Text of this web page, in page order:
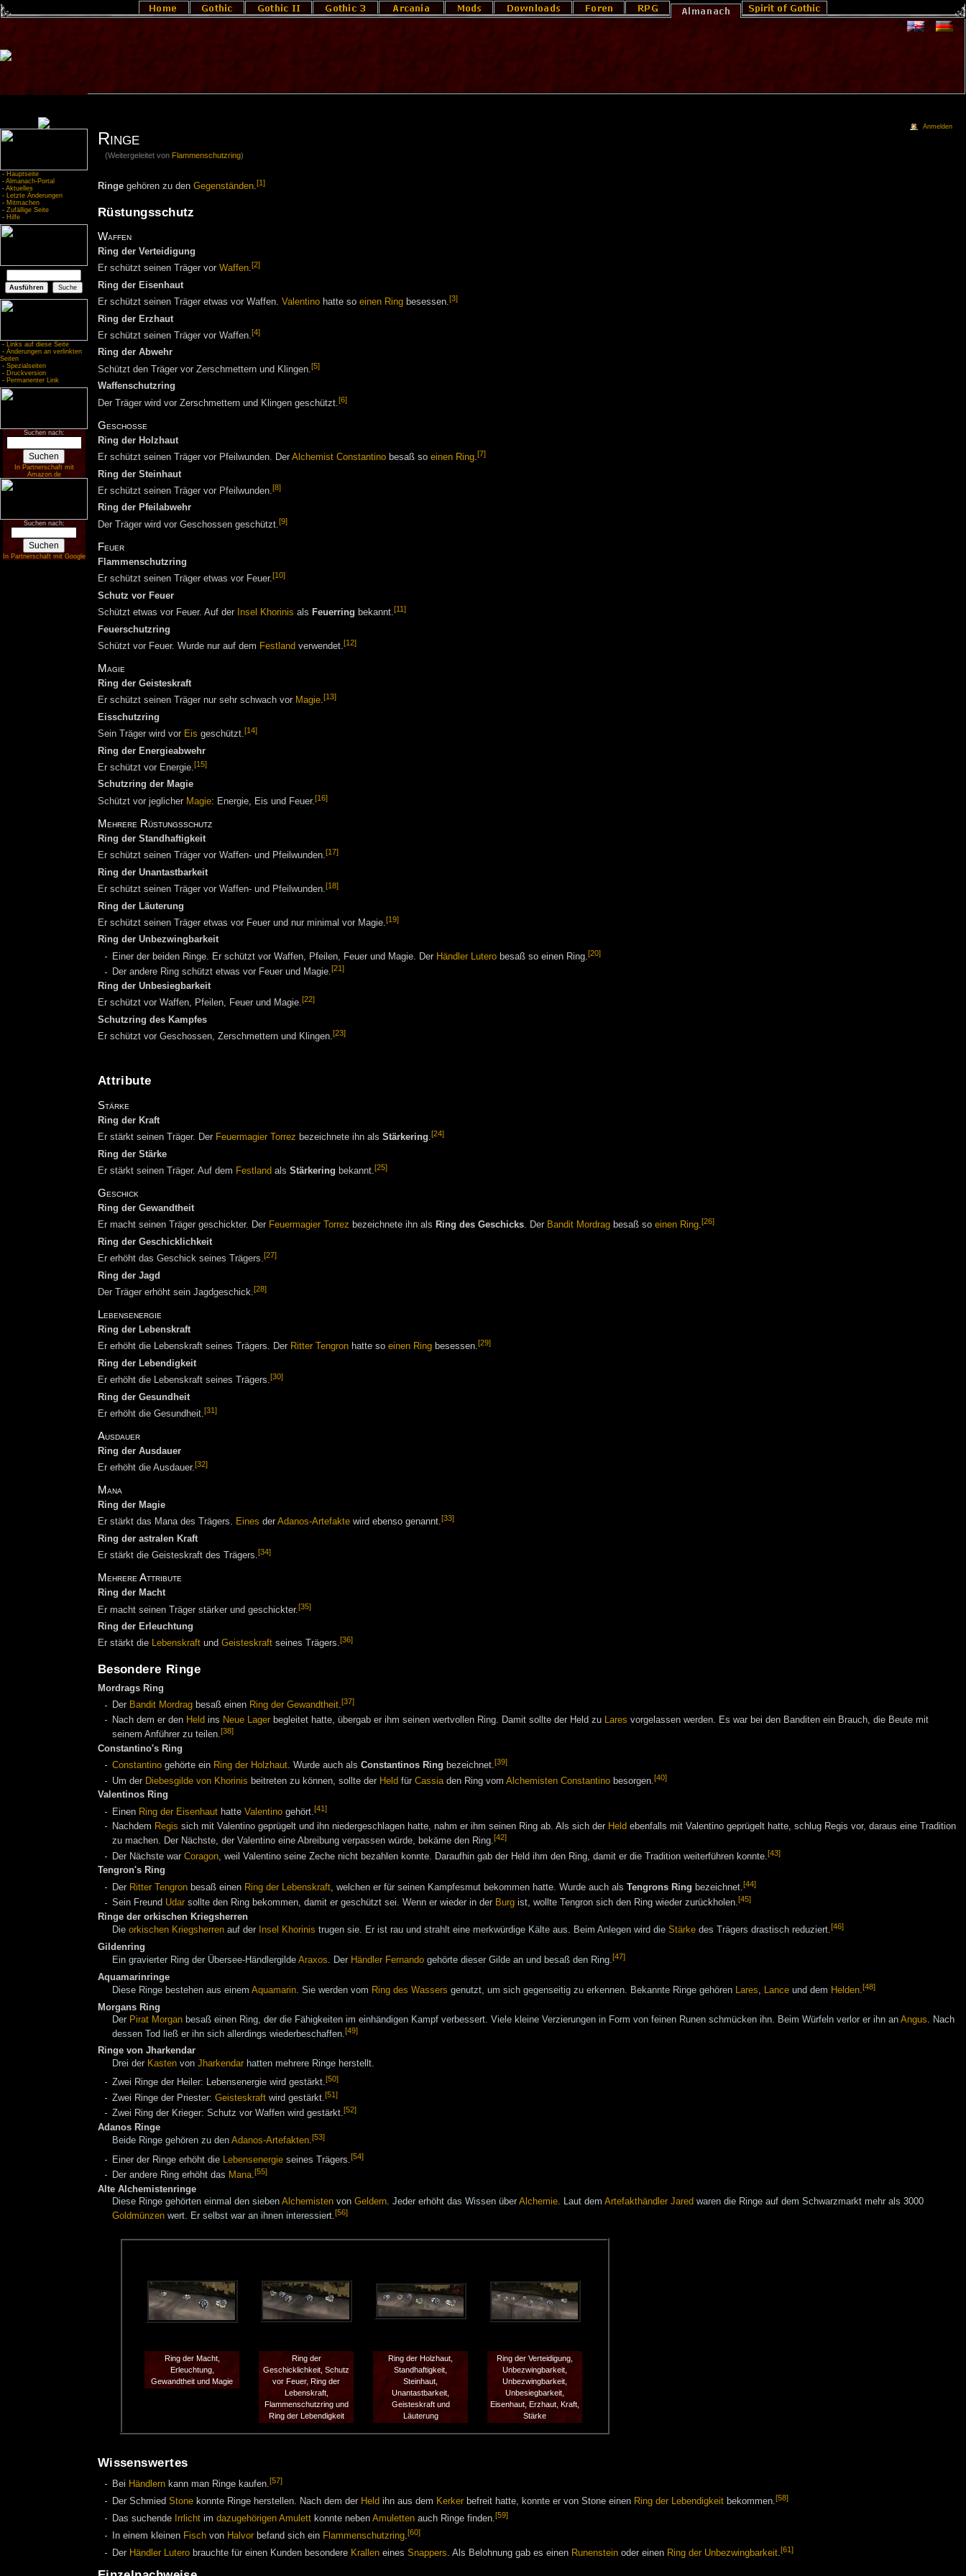
- Hauptseite
- Almanach-Portal
- Aktuelles
- Letzte Änderungen
- Mitmachen
- Zufällige Seite
- Hilfe
- Links auf diese Seite
- Änderungen an verlinkten
Seiten
- Spezialseiten
- Druckversion
- Permanenter Link
Suchen nach:
In Partnerschaft mit
Amazon.de
Suchen nach:
In Partnerschaft mit Google
Ringe
(Weitergeleitet von Flammenschutzring)
Ringegehören zu den Gegenständen.[1]
Rüstungsschutz
Waffen
Ring der Verteidigung
Er schützt seinen Träger vor Waffen.[2]
Ring der Eisenhaut
Er schützt seinen Träger etwas vor Waffen. Valentinohatte so einen Ringbesessen.[3]
Ring der Erzhaut
Er schützt seinen Träger vor Waffen.[4]
Ring der Abwehr
Schützt den Träger vor Zerschmettern und Klingen.[5]
Waffenschutzring
Der Träger wird vor Zerschmettern und Klingen geschützt.[6]
Geschosse
Ring der Holzhaut
Er schützt seinen Träger vor Pfeilwunden. Der Alchemist Constantinobesaß so einen Ring.[7]
Ring der Steinhaut
Er schützt seinen Träger vor Pfeilwunden.[8]
Ring der Pfeilabwehr
Der Träger wird vor Geschossen geschützt.[9]
Feuer
Flammenschutzring
Er schützt seinen Träger etwas vor Feuer.[10]
Schutz vor Feuer
Schützt etwas vor Feuer. Auf der
Insel Khorinis als Feuerring bekannt.[11]
Feuerschutzring
Schützt vor Feuer. Wurde nur auf dem Festland verwendet.[12]
Magie
Ring der Geisteskraft
Er schützt seinen Träger nur sehr schwach vor Magie.[13]
Eisschutzring
Sein Träger wird vor Eis geschützt.[14]
Ring der Energieabwehr
Er schützt vor Energie.[15]
Schutzring der Magie
Schützt vor jeglicher Magie: Energie, Eis und Feuer.[16]
Mehrere Rüstungsschutz
Ring der Standhaftigkeit
Er schützt seinen Träger vor Waffen- und Pfeilwunden.[17]
Ring der Unantastbarkeit
Er schützt seinen Träger vor Waffen- und Pfeilwunden.[18]
Ring der Läuterung
Er schützt seinen Träger etwas vor Feuer und nur minimal vor Magie.[19]
Ring der Unbezwingbarkeit
Einer der beiden Ringe. Er schützt vor Waffen, Pfeilen, Feuer und Magie. Der Händler Lutero besaß so einen Ring.[20]
Der andere Ring schützt etwas vor Feuer und Magie.[21]
Ring der Unbesiegbarkeit
Er schützt vor Waffen, Pfeilen, Feuer und Magie.[22]
Schutzring des Kampfes
Er schützt vor Geschossen, Zerschmettern und Klingen.[23]
Attribute
Stärke
Ring der Kraft
Er stärkt seinen Träger. Der Feuermagier Torrez bezeichnete ihn als Stärkering.[24]
Ring der Stärke
Er stärkt seinen Träger. Auf dem Festland als Stärkering bekannt.[25]
Geschick
Ring der Gewandtheit
Er macht seinen Träger geschickter. Der Feuermagier Torrez bezeichnete ihn als Ring des Geschicks. Der Bandit Mordragbesaß so einen Ring.[26]
Ring der Geschicklichkeit
Er erhöht das Geschick seines Trägers.[27]
Ring der Jagd
Der Träger erhöht sein Jagdgeschick.[28]
Lebensenergie
Ring der Lebenskraft
Er erhöht die Lebenskraft seines Trägers. Der Ritter Tengronhatte so einen Ringbesessen.[29]
Ring der Lebendigkeit
Er erhöht die Lebenskraft seines Trägers.[30]
Ring der Gesundheit
Er erhöht die Gesundheit.[31]
Ausdauer
Ring der Ausdauer
Er erhöht die Ausdauer.[32]
Mana
Ring der Magie
Er stärkt das Mana des Trägers. Eines der Adanos-Artefaktewird ebenso genannt.[33]
Ring der astralen Kraft
Er stärkt die Geisteskraft des Trägers.[34]
Mehrere Attribute
Ring der Macht
Er macht seinen Träger stärker und geschickter. [35]
Ring der Erleuchtung
Er stärkt die Lebenskraftund Geisteskraftseines Trägers.[36]
Besondere Ringe
Mordrags Ring
Der Bandit Mordrag besaß einen Ring der Gewandtheit.[37]
Nach dem er den Held ins Neue Lager begleitet hatte, übergab er ihm seinen wertvollen Ring. Damit sollte der Held zu Lares vorgelassen werden. Es war bei den Banditen ein Brauch, die Beute mit
seinem Anführer zu teilen.[38]
Constantino's Ring
Constantino gehörte ein Ring der Holzhaut. Wurde auch als Constantinos Ring bezeichnet.[39]
Um der Diebesgilde von Khorinis beitreten zu können, sollte der Held für Cassia den Ring vom Alchemisten Constantino besorgen. [40]
Valentinos Ring
Einen Ring der Eisenhaut hatte Valentino gehört.[41]
Nachdem Regis sich mit Valentino geprügelt und ihn niedergeschlagen hatte, nahm er ihm seinen Ring ab. Als sich der Held ebenfalls mit Valentino geprügelt hatte, schlug Regis vor, daraus eine Tradition
zu machen. Der Nächste, der Valentino eine Abreibung verpassen würde, bekäme den Ring.[42]
Der Nächste war Coragon, weil Valentino seine Zeche nicht bezahlen konnte. Daraufhin gab der Held ihm den Ring, damit er die Tradition weiterführen konnte.[43]
Tengron's Ring
Der Ritter Tengron besaß einen Ring der Lebenskraft, welchen er für seinen Kampfesmut bekommen hatte. Wurde auch als Tengrons Ring bezeichnet.[44]
Sein Freund Udar sollte den Ring bekommen, damit er geschützt sei. Wenn er wieder in der Burg ist, wollte Tengron sich den Ring wieder zurückholen.[45]
Ringe der orkischen Kriegsherren
Die orkischen Kriegsherren auf der Insel Khorinis trugen sie. Er ist rau und strahlt eine merkwürdige Kälte aus. Beim Anlegen wird die Stärke des Trägers drastisch reduziert.[46]
Gildenring
Ein gravierter Ring der Übersee-Händlergilde Araxos. Der Händler Fernando gehörte dieser Gilde an und besaß den Ring.[47]
Aquamarinringe
Diese Ringe bestehen aus einem Aquamarin. Sie werden vom Ring des Wassers genutzt, um sich gegenseitig zu erkennen. Bekannte Ringe gehören Lares, Lance und dem Helden.[48]
Morgans Ring
Der Pirat Morgan besaß einen Ring, der die Fähigkeiten im einhändigen Kampf verbessert. Viele kleine Verzierungen in Form von feinen Runen schmücken ihn. Beim Würfeln verlor er ihn an Angus. Nach
dessen Tod ließ er ihn sich allerdings wiederbeschaffen.[49]
Ringe von Jharkendar
Drei der Kasten von Jharkendar hatten mehrere Ringe herstellt.
Zwei Ringe der Heiler: Lebensenergie wird gestärkt.[50]
Zwei Ringe der Priester: Geisteskraft wird gestärkt. [51]
Zwei Ring der Krieger: Schutz vor Waffen wird gestärkt.[52]
Adanos Ringe
Beide Ringe gehören zu den Adanos-Artefakten.[53]
Einer der Ringe erhöht die Lebensenergie seines Trägers.[54]
Der andere Ring erhöht das Mana.[55]
Alte Alchemistenringe
Diese Ringe gehörten einmal den sieben Alchemisten von Geldern. Jeder erhöht das Wissen über Alchemie. Laut dem Artefakthändler Jared waren die Ringe auf dem Schwarzmarkt mehr als 3000
Goldmünzen wert. Er selbst war an ihnen interessiert.[56]
Ring der Macht,
Erleuchtung,
Gewandtheit und Magie
Ring der
Geschicklichkeit, Schutz
vor Feuer, Ring der
Lebenskraft,
Flammenschutzring und
Ring der Lebendigkeit
Ring der Holzhaut,
Standhaftigkeit,
Steinhaut,
Unantastbarkeit,
Geisteskraft und
Läuterung
Ring der Verteidigung,
Unbezwingbarkeit,
Unbezwingbarkeit,
Unbesiegbarkeit,
Eisenhaut, Erzhaut, Kraft,
Stärke
Wissenswertes
Bei Händlern kann man Ringe kaufen.[57]
Der Schmied Stone konnte Ringe herstellen. Nach dem der Held ihn aus dem Kerker befreit hatte, konnte er von Stone einen Ring der Lebendigkeit bekommen.[58]
Das suchende Irrlicht im dazugehörigen Amulett konnte neben Amuletten auch Ringe finden.[59]
In einem kleinen Fisch von Halvor befand sich ein Flammenschutzring.[60]
Der Händler Lutero brauchte für einen Kunden besondere Krallen eines Snappers. Als Belohnung gab es einen Runenstein oder einen Ring der Unbezwingbarkeit.[61]
Anmelden